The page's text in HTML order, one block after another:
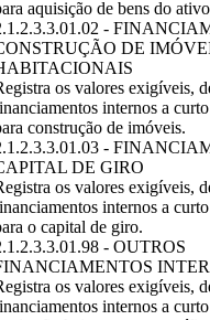
aquisição de bens do
-
DE
os valores exigíveis,
internos a
construção de imóveis.
-
DE GIRO
os valores exigíveis,
internos a
o capital de giro.
- OUTROS
os valores exigíveis,
internos a